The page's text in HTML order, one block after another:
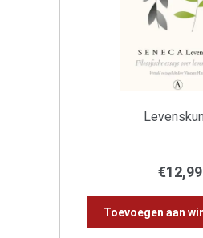
€12,99
Toevoegen aan